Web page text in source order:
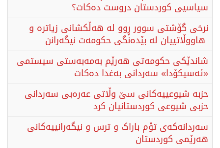
سیاسیی کوردستان دروست دەکات؟
نرخی گۆشتی سوور ڕوو لە هەڵکشانی زیاترە و
هاووڵاتییان لە بێدەنگی حکومەت نیگەرانن
شاندێکی حکومەتی هەرێم بەمەبەستی سیستمی
«ئەسیکۆدا» سەردانی بەغدا دەكات
حزبە شیوعییەكانی سێ وڵاتی عەرەبی سەردانی
حزبی شیوعی كوردستانیان كرد
سەردانەکەی تۆم باراک و ترس و نیگەرانییەکانی
هەرێمی کوردستان